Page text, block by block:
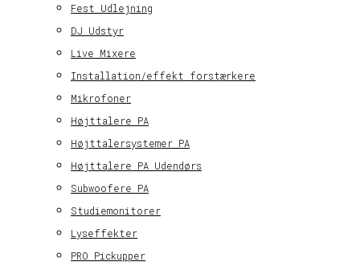
Fest Udlejning
DJ Udstyr
Live Mixere
Installation/effekt forstærkere
Mikrofoner
Højttalere PA
Højttalersystemer PA
Højttalere PA Udendørs
Subwoofere PA
Studiemonitorer
Lyseffekter
PRO Pickupper